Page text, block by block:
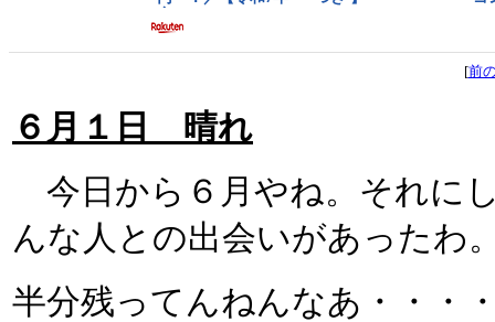
[前
６月１日 晴れ
今日から６月やね。それに
んな人との出会いがあったわ
半分残ってんねんなあ・・・